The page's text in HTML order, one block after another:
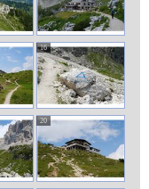
16
20